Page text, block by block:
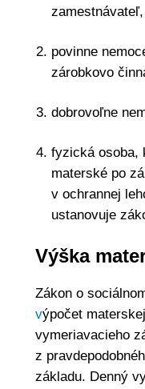
zamestnávateľ,
povinne
zárobkovo
dobrovoľne
fyzická osoba,
materské po
v ochrannej
ustanovuje
Výška
Zákon o
výpočet
vymeriavacieho
z
základu. Denný